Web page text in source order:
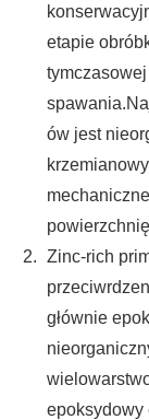
etapie
ów jest
Zinc-rich
głównie
epoksydowy